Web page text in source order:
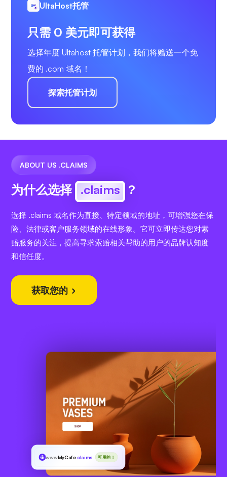
UltaHost托管
只需 0 美元即可获得
选择年度 Ultahost 托管计划，我们将赠送一个免
费的 .com 域名！
探索托管计划
ABOUT US .CLAIMS
为什么选择 .claims ?
选择 .claims 域名作为直接、特定领域的地址，可增强您在保
险、法律或客户服务领域的在线形象。它可立即传达您对索
赔服务的关注，提高寻求索赔相关帮助的用户的品牌认知度
和信任度。
获取您的
wwwMyCafe.claims 可用的！